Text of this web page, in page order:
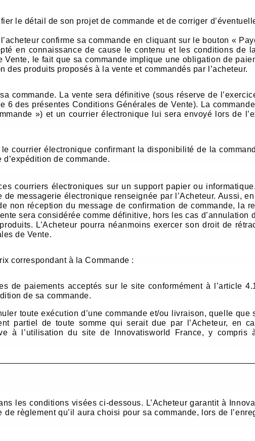
le détail de son projet de commande et de corriger
confirme sa commande en cliquant sur le bouton «
en connaissance de cause le contenu et les conditions de
le fait que sa commande implique une obligation de
produits proposés à la vente et commandés par l’acheteur.
commande. La vente sera définitive (sous réserve de
des présentes Conditions Générales de Vente). La
») et un courrier électronique lui sera envoyé lors de
courrier électronique confirmant la disponibilité de la
de commande.
courriers électroniques sur un support papier ou
messagerie électronique renseignée par l’Acheteur. Aussi, en
non réception du message de confirmation de commande, la
sera considérée comme définitive, hors les cas d’annulation
L’Acheteur pourra néanmoins exercer son droit de
de Vente.
correspondant à la Commande :
de paiements acceptés sur le site conformément à l’article
de sa commande.
toute exécution d’une commande et/ou livraison, quelle que
partiel de toute somme qui serait due par l’Acheteur, en
à l’utilisation du site de Innovatisworld France, y compris
les conditions visées ci-dessous. L’Acheteur garantit à
règlement qu’il aura choisi pour sa commande, lors de